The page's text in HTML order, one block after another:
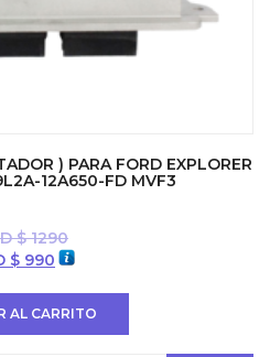
) PARA FORD EXPLORER
12A650-FD MVF3
$1290
$ 990 El
es:
AL CARRITO